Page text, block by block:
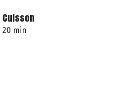
Cuisson
20 min